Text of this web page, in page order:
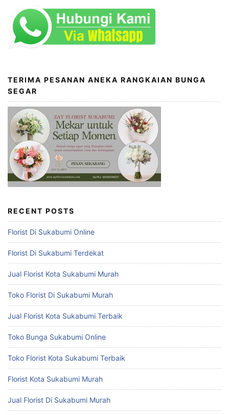
TERIMA PESANAN ANEKA RANGKAIAN BUNGA
SEGAR
RECENT POSTS
Florist Di Sukabumi Online
Florist Di Sukabumi Terdekat
Jual Florist Kota Sukabumi Murah
Toko Florist Di Sukabumi Murah
Jual Florist Kota Sukabumi Terbaik
Toko Bunga Sukabumi Online
Toko Florist Kota Sukabumi Terbaik
Florist Kota Sukabumi Murah
Jual Florist Di Sukabumi Murah